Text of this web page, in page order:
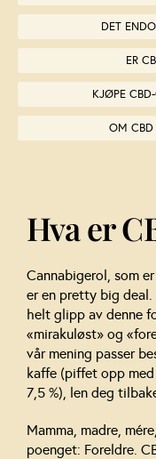
DET
ER
KJØPE
OM CBD
Hva er
Cannabigerol, som
er en pretty big
helt glipp av denne
«mirakuløst» og
vår mening passer
kaffe (piffet opp
7,5 %), len deg
Mamma, madre,
poenget: Foreldre.